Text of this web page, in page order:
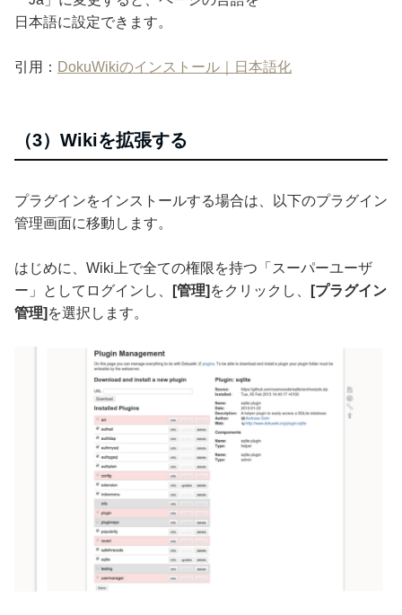
日本語に設定できます。
引用： DokuWikiのインストール｜日本語化
（3）Wikiを拡張する
プラグインをインストールする場合は、以下のプラグイン
管理画面に移動します。
はじめに、Wiki上で全ての権限を持つ「スーパーユーザ
ー」としてログインし、
[管理] をクリックし、
[プラグイン
管理] を選択します。